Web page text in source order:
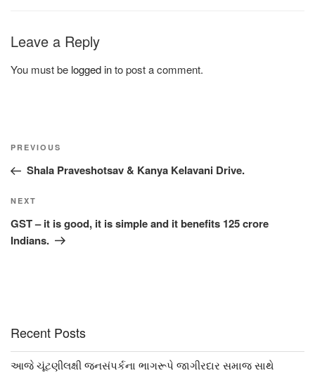
Leave a Reply
You must be logged into post a comment.
Post
navigation
Previous
Post
PREVIOUS
Shala Praveshotsav & Kanya Kelavani Drive.
Next
Post
NEXT
GST – it is good, it is simple and it benefits 125 crore
Indians.
Recent Posts
આજે ચૂંટણીલક્ષી જનસંપર્કના ભાગરૂપે જાગીરદાર સમાજ સાથે